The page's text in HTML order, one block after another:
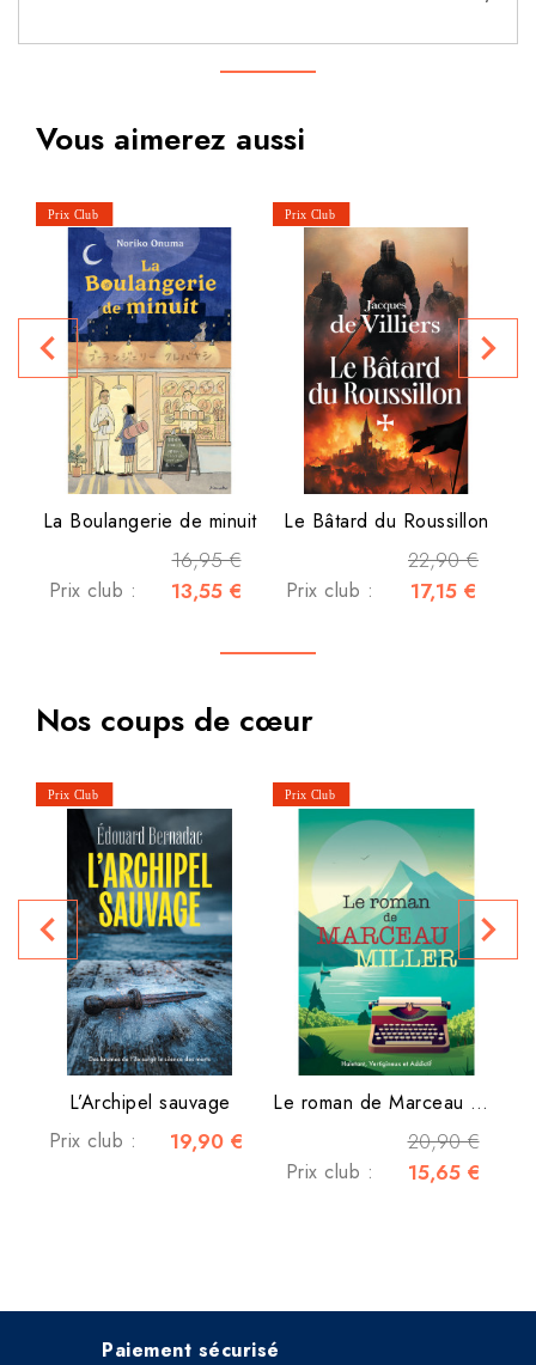
Vous aimerez aussi
La Boulangerie de minuit
16,95 €
Prix club : 13,55 €
Le Bâtard du Roussillon
22,90 €
Prix club : 17,15 €
navigate_before navigate_next
Nos coups de cœur
L’Archipel sauvage
Prix club :
19,90 €
Le roman de Marceau Miller
20,90 €
Prix club : 15,65 €
navigate_before navigate_next
Paiement sécurisé